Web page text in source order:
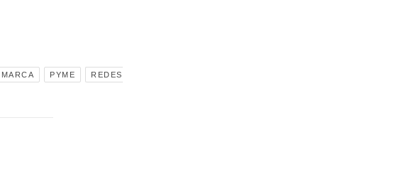
MARCA PYME
REDES